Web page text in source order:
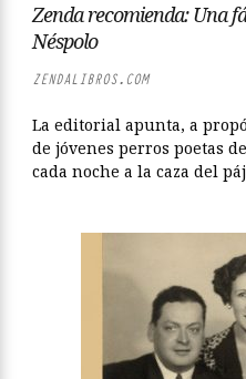
Zenda recomienda: Una
Néspolo
ZENDALIBROS.COM
La editorial apunta, a
de jóvenes perros poetas
cada noche a la caza del